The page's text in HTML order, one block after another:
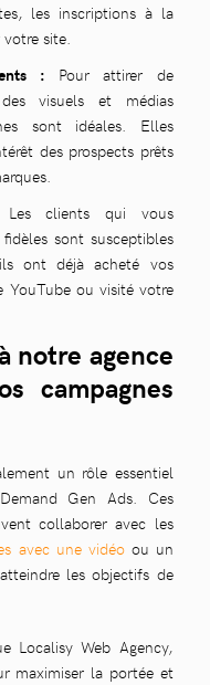
les inscriptions à la
site.
: Pour attirer de
visuels et médias
sont idéales. Elles
des prospects prêts
Les clients qui vous
sont susceptibles
ont déjà acheté vos
YouTube ou visité votre
notre agence
campagnes
un rôle essentiel
Gen Ads. Ces
collaborer avec les
avec une vidéoou un
les objectifs de
Localisy Web Agency,
maximiser la portée et